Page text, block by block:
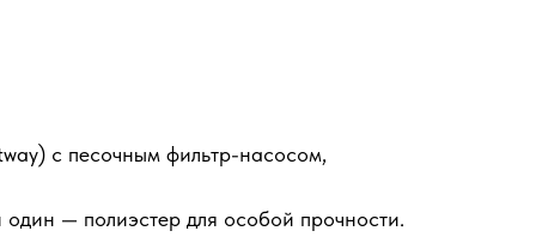
с песочным фильтр-насосом,
— полиэстер для особой прочности.